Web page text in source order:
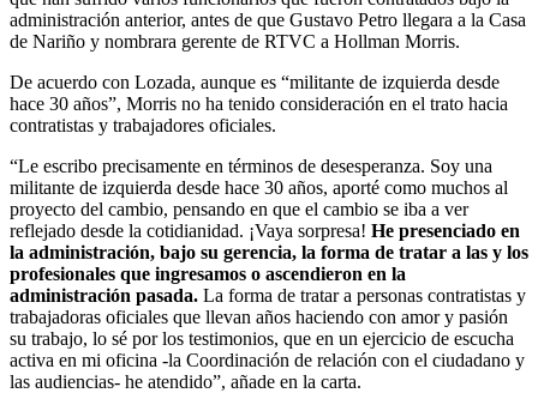
administración anterior, antes de que Gustavo Petro llegara a la Casa
de Nariño y nombrara gerente de RTVC a Hollman Morris.
De acuerdo con Lozada, aunque es “militante de izquierda desde
hace 30 años”, Morris no ha tenido consideración en el trato hacia
contratistas y trabajadores oficiales.
“Le escribo precisamente en términos de desesperanza. Soy una
militante de izquierda desde hace 30 años, aporté como muchos al
proyecto del cambio, pensando en que el cambio se iba a ver
reflejado desde la cotidianidad. ¡Vaya sorpresa! He presenciado en
la administración, bajo su gerencia, la forma de tratar a las y los
profesionales que ingresamos o ascendieron en la
administración pasada. La forma de tratar a personas contratistas y
trabajadoras oficiales que llevan años haciendo con amor y pasión
su trabajo, lo sé por los testimonios, que en un ejercicio de escucha
activa en mi oficina -la Coordinación de relación con el ciudadano y
las audiencias- he atendido”, añade en la carta.